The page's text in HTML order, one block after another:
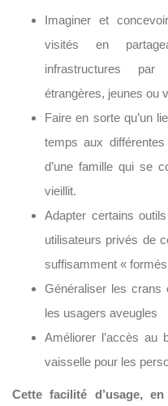
Imaginer et
visités en
infrastructures par
étrangères, jeunes ou
Faire en sorte qu’un
temps aux
d’une famille qui se
vieillit.
Adapter certains
utilisateurs privés de
suffisamment «
Généraliser les crans
les usagers aveugles
Améliorer l’accès
vaisselle pour les
Cette facilité d’usage,